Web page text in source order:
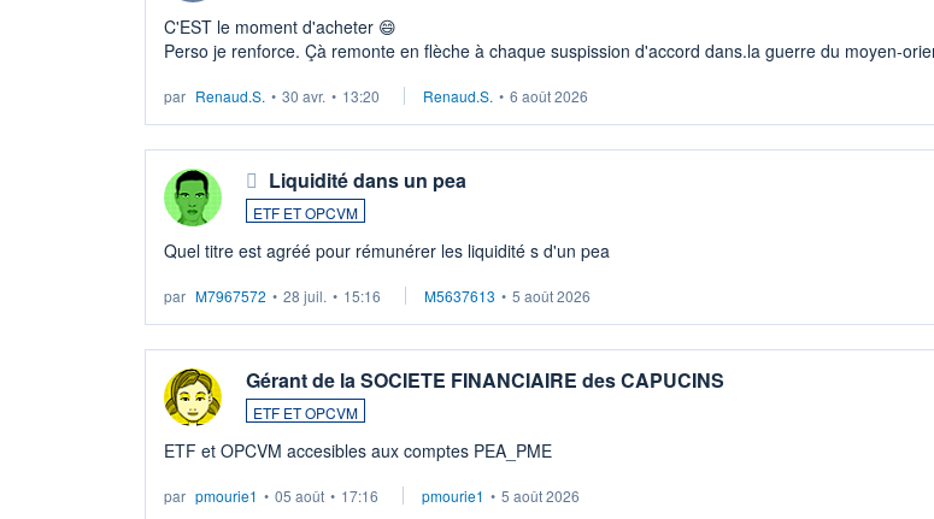
C'EST le moment d'acheter 😄​
Perso je renforce. Çà remonte en flèche à chaque suspission d'accord dans.la guerre du moyen-
par Renaud.S. • 30 avr. • 13:20 Renaud.S. • 6 août 2026
Liquidité dans un pea
ETF ET OPCVM
Quel titre est agréé pour rémunérer les liquidité s d'un pea
par M7967572 • 28 juil. • 15:16 M5637613 • 5 août 2026
Gérant de la SOCIETE FINANCIAIRE des CAPUCINS
ETF ET OPCVM
ETF et OPCVM accesibles aux comptes PEA_PME
par pmourie1 • 05 août • 17:16 pmourie1 • 5 août 2026